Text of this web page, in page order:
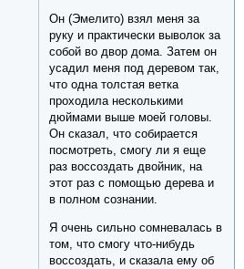
Он (Эмелито) взял меня за
руку и практически выволок за
собой во двор дома. Затем он
усадил меня под деревом так,
что одна толстая ветка
проходила несколькими
дюймами выше моей головы.
Он сказал, что собирается
посмотреть, смогу ли я еще
раз воссоздать двойник, на
этот раз с помощью дерева и
в полном сознании.
Я очень сильно сомневалась в
том, что смогу что-нибудь
воссоздать, и сказала ему об